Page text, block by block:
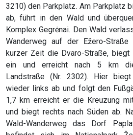
3210) den Parkplatz. Am Parkplatz
ab, führt in den Wald und
Komplex Gegrėnai. Den Wald
Wanderweg auf der Ežero-Straße
kurzer Zeit die Dvaro-Straße,
ein und erreicht nach 5 km die
Landstraße (Nr. 2302). Hier
wieder links ab und folgt den
1,7 km erreicht er die Kreuzung
und biegt rechts nach Süden ab.
Wald-Wanderweg das Dorf